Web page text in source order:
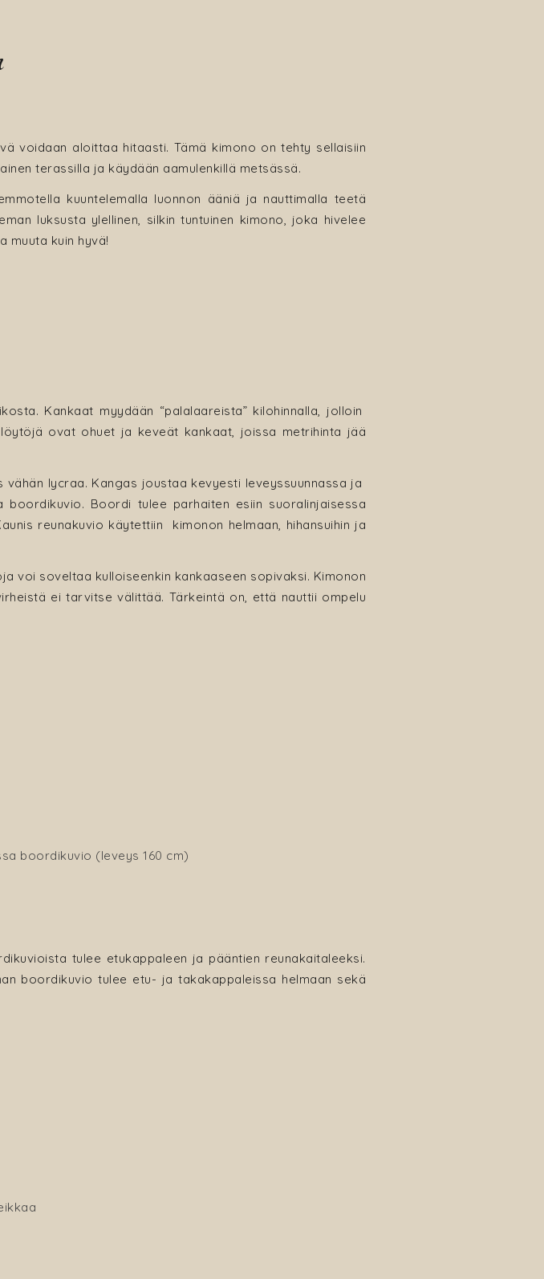
voidaan aloittaa hitaasti. Tämä kimono on tehty sellaisiin
terassilla ja käydään aamulenkillä metsässä.
kuuntelemalla luonnon ääniä ja nauttimalla teetä
luksusta ylellinen, silkin tuntuinen kimono, joka hivelee
muuta kuin hyvä!
Kankaat myydään “palalaareista” kilohinnalla, jolloin
ovat ohuet ja keveät kankaat, joissa metrihinta jää
lycraa. Kangas joustaa kevyesti leveyssuunnassa ja
Boordi tulee parhaiten esiin suoralinjaisessa
reunakuvio käytettiin kimonon helmaan, hihansuihin ja
voi soveltaa kulloiseenkin kankaaseen sopivaksi. Kimonon
ei tarvitse välittää. Tärkeintä on, että nauttii ompelu
boordikuvio (leveys 160 cm)
tulee etukappaleen ja pääntien reunakaitaleeksi.
boordikuvio tulee etu- ja takakappaleissa helmaan sekä